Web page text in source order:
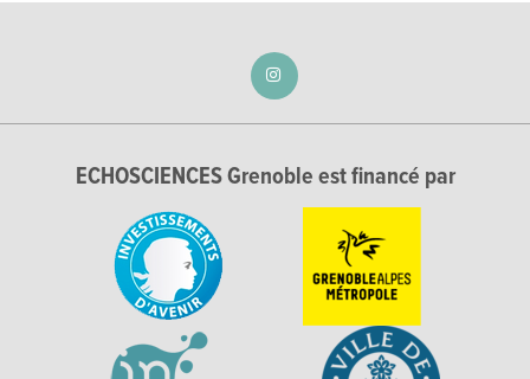
ECHOSCIENCES Grenoble est financé par